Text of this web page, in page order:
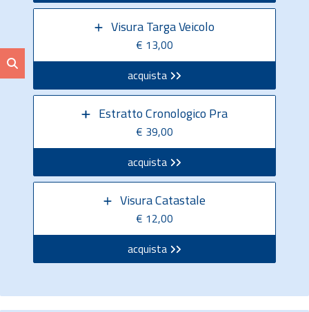
Visura Targa Veicolo
€ 13,00
acquista
Estratto Cronologico Pra
€ 39,00
acquista
Visura Catastale
€ 12,00
acquista